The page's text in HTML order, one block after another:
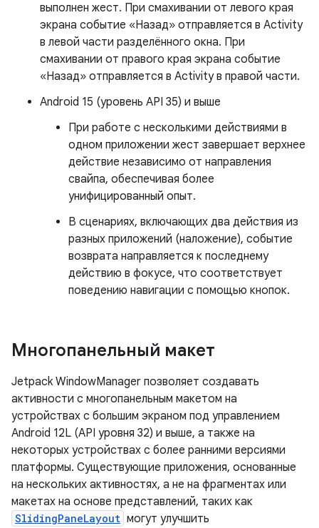
выполнен жест. При смахивании от левого края
экрана событие «Назад» отправляется в Activity
в левой части разделённого окна. При
смахивании от правого края экрана событие
«Назад» отправляется в Activity в правой части.
Android 15 (уровень API 35) и выше
При работе с несколькими действиями в
одном приложении жест завершает верхнее
действие независимо от направления
свайпа, обеспечивая более
унифицированный опыт.
В сценариях, включающих два действия из
разных приложений (наложение), событие
возврата направляется к последнему
действию в фокусе, что соответствует
поведению навигации с помощью кнопок.
Многопанельный макет
Jetpack WindowManager позволяет создавать
активности с многопанельным макетом на
устройствах с большим экраном под управлением
Android 12L (API уровня 32) и выше, а также на
некоторых устройствах с более ранними версиями
платформы. Существующие приложения, основанные
на нескольких активностях, а не на фрагментах или
макетах на основе представлений, таких как
SlidingPaneLayout могут улучшить